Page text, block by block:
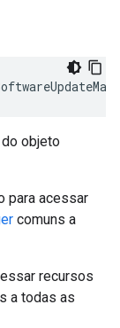
objeto
para acessar
comuns a
recursos
a todas as